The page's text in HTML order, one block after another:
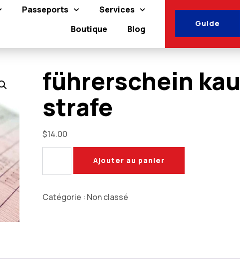
Passeports
Services
Boutique
Blog
Guide
führerschein
strafe​
$14.00
Ajouter au panier
Catégorie : Non classé